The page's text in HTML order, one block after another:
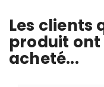
Les clients
produit
acheté...